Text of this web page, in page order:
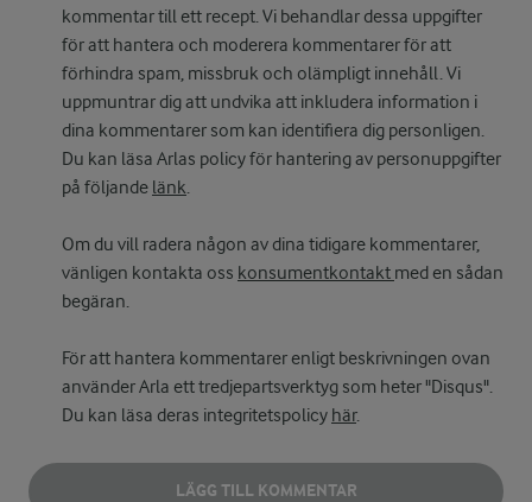
kommentar till ett recept. Vi behandlar dessa uppgifter
för att hantera och moderera kommentarer för att
förhindra spam, missbruk och olämpligt innehåll. Vi
uppmuntrar dig att undvika att inkludera information i
dina kommentarer som kan identifiera dig personligen.
Du kan läsa Arlas policy för hantering av personuppgifter
på följande länk.
Om du vill radera någon av dina tidigare kommentarer,
vänligen kontakta oss konsumentkontakt med en sådan
begäran.
För att hantera kommentarer enligt beskrivningen ovan
använder Arla ett tredjepartsverktyg som heter "Disqus".
Du kan läsa deras integritetspolicy här.
LÄGG TILL KOMMENTAR